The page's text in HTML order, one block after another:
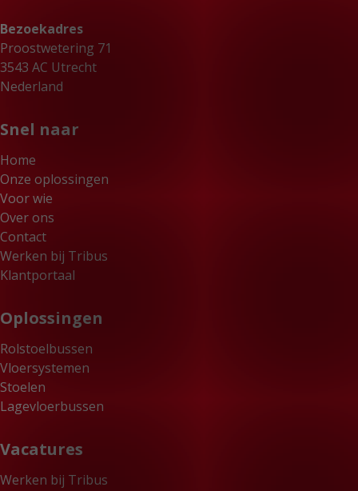
Bezoekadres
Proostwetering 71
3543 AC Utrecht
Nederland
Snel naar
Home
Onze oplossingen
Voor wie
Over ons
Contact
Werken bij Tribus
Klantportaal
Oplossingen
Rolstoelbussen
Vloersystemen
Stoelen
Lagevloerbussen
Vacatures
Werken bij Tribus